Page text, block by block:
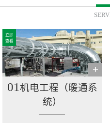
立即
查看
01 机电工程（暖通系
统）